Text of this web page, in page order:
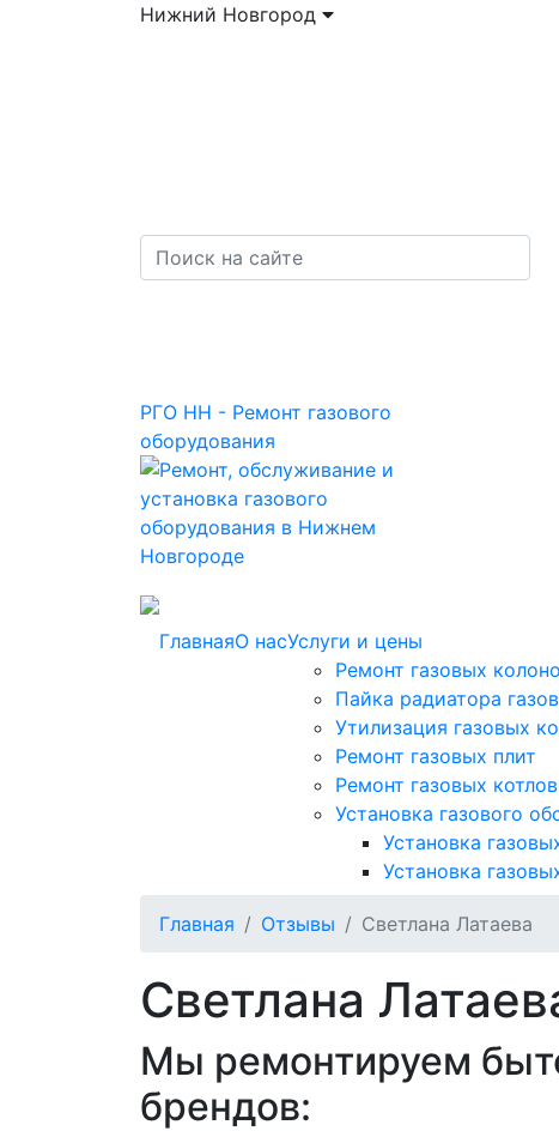
Нижний Новгород
РГО НН - Ремонт газового
оборудования
ГлавнаяО насУслуги и цены
Ремонт газовых
Пайка радиатора
Утилизация газовых
Ремонт газовых плит
Ремонт газовых котлов
Установка газового
Установка
Установка
Главная Отзывы Светлана Латаева
Светлана
Мы ремонтируем
брендов: